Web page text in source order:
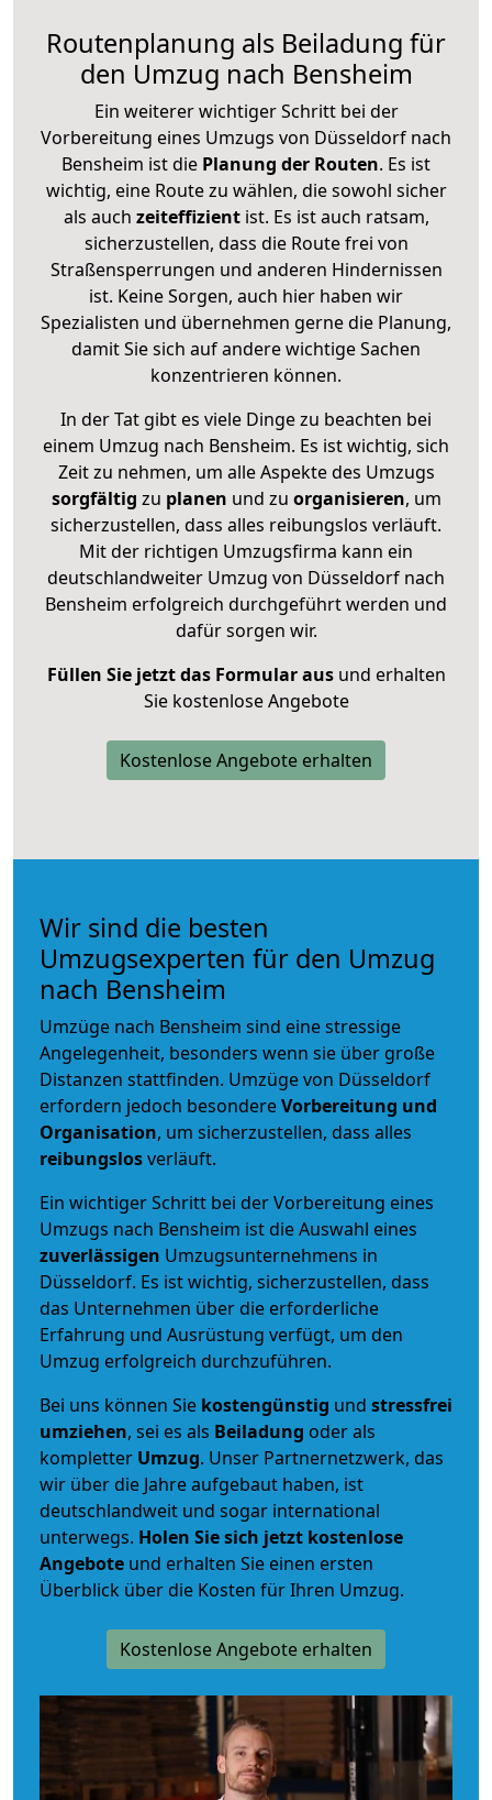
Routenplanung als Beiladung für
den Umzug nach Bensheim
Ein weiterer wichtiger Schritt bei der
Vorbereitung eines Umzugs von Düsseldorf nach
Bensheim ist die Planung der Routen. Es ist
wichtig, eine Route zu wählen, die sowohl sicher
als auch zeiteffizientist. Es ist auch ratsam,
sicherzustellen, dass die Route frei von
Straßensperrungen und anderen Hindernissen
ist. Keine Sorgen, auch hier haben wir
Spezialisten und übernehmen gerne die Planung,
damit Sie sich auf andere wichtige Sachen
konzentrieren können.
In der Tat gibt es viele Dinge zu beachten bei
einem Umzug nach Bensheim. Es ist wichtig, sich
Zeit zu nehmen, um alle Aspekte des Umzugs
sorgfältig zu planen und zu organisieren, um
sicherzustellen, dass alles reibungslos verläuft.
Mit der richtigen Umzugsfirma kann ein
deutschlandweiter Umzug von Düsseldorf nach
Bensheim erfolgreich durchgeführt werden und
dafür sorgen wir.
Füllen Sie jetzt das Formular ausund erhalten
Sie kostenlose Angebote
Kostenlose Angebote erhalten
Wir sind die besten
Umzugsexperten für den Umzug
nach Bensheim
Umzüge nach Bensheim sind eine stressige
Angelegenheit, besonders wenn sie über große
Distanzen stattfinden. Umzüge von Düsseldorf
erfordern jedoch besondereVorbereitung und
Organisation, um sicherzustellen, dass alles
reibungslosverläuft.
Ein wichtiger Schritt bei der Vorbereitung eines
Umzugs nach Bensheim ist die Auswahl eines
zuverlässigen Umzugsunternehmens in
Düsseldorf. Es ist wichtig, sicherzustellen, dass
das Unternehmen über die erforderliche
Erfahrung und Ausrüstung verfügt, um den
Umzug erfolgreich durchzuführen.
Bei uns können Sie kostengünstig und stressfrei
umziehen, sei es als Beiladung oder als
kompletter Umzug. Unser Partnernetzwerk, das
wir über die Jahre aufgebaut haben, ist
deutschlandweit und sogar international
unterwegs. Holen Sie sich jetzt kostenlose
Angebote und erhalten Sie einen ersten
Überblick über die Kosten für Ihren Umzug.
Kostenlose Angebote erhalten